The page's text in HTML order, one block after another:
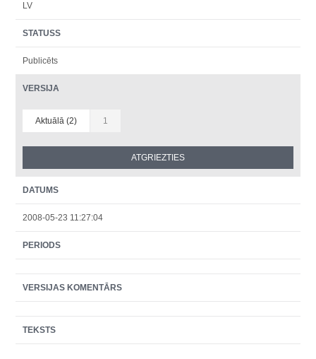
LV
STATUSS
Publicēts
VERSIJA
Aktuālā (2) 1
DATUMS
2008-05-23 11:27:04
PERIODS
VERSIJAS KOMENTĀRS
TEKSTS